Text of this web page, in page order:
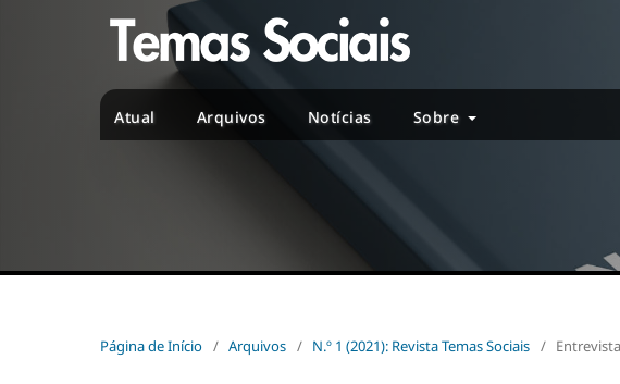
Atual Arquivos Notícias Sobre
Página de Início / Arquivos / N.º 1 (2021): Revista Temas Sociais /